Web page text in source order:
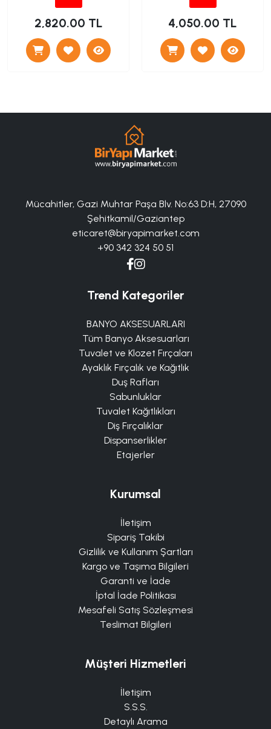
2,820.00 TL 4,050.00 TL
Mücahitler, Gazi Muhtar Paşa Blv. No:63 D:H, 27090
Şehitkamil/Gaziantep
eticaret@biryapimarket.com
+90 342 324 50 51
Trend Kategoriler
BANYO AKSESUARLARI
Tüm Banyo Aksesuarları
Tuvalet ve Klozet Fırçaları
Ayaklık Fırçalık ve Kağıtlık
Duş Rafları
Sabunluklar
Tuvalet Kağıtlıkları
Diş Fırçalıklar
Dispanserlikler
Etajerler
Kurumsal
İletişim
Sipariş Takibi
Gizlilik ve Kullanım Şartları
Kargo ve Taşıma Bilgileri
Garanti ve İade
İptal İade Politikası
Mesafeli Satış Sözleşmesi
Teslimat Bilgileri
Müşteri Hizmetleri
İletişim
S.S.S.
Detaylı Arama